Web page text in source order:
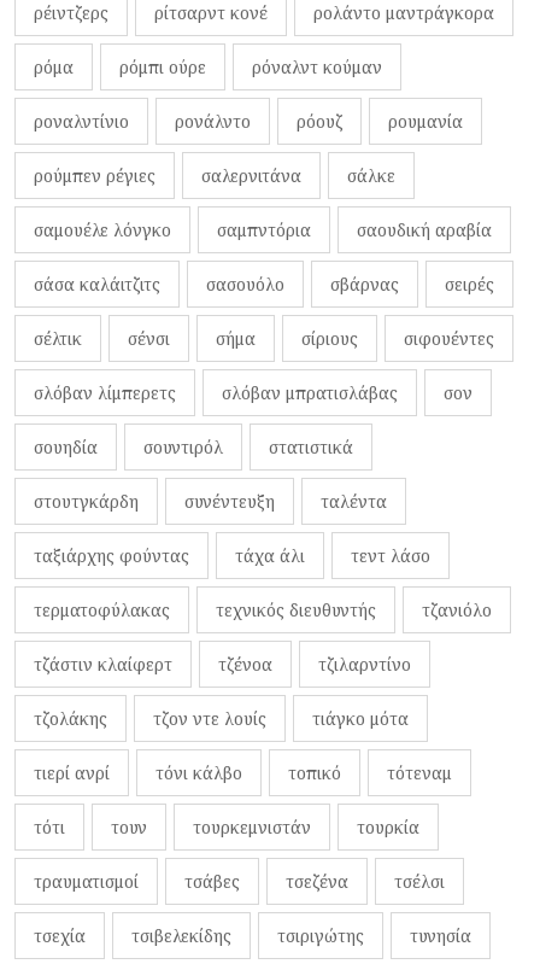
ρέιντζερς ρίτσαρντ κονέ ρολάντο μαντράγκορα
ρόμα ρόμπι ούρε ρόναλντ κούμαν
ροναλντίνιο ρονάλντο ρόουζ ρουμανία
ρούμπεν ρέγιες σαλερνιτάνα σάλκε
σαμουέλε λόνγκο σαμπντόρια σαουδική αραβία
σάσα καλάιτζιτς σασουόλο σβάρνας σειρές
σέλτικ σένσι σήμα σίριους σιφουέντες
σλόβαν λίμπερετς σλόβαν μπρατισλάβας σον
σουηδία σουντιρόλ στατιστικά
στουτγκάρδη συνέντευξη ταλέντα
ταξιάρχης φούντας τάχα άλι τεντ λάσο
τερματοφύλακας τεχνικός διευθυντής τζανιόλο
τζάστιν κλαίφερτ τζένοα τζιλαρντίνο
τζολάκης τζον ντε λουίς τιάγκο μότα
τιερί ανρί τόνι κάλβο τοπικό τότεναμ
τότι τουν τουρκεμνιστάν τουρκία
τραυματισμοί τσάβες τσεζένα τσέλσι
τσεχία τσιβελεκίδης τσιριγώτης τυνησία